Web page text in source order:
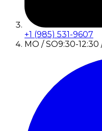
+1 (985) 531-9607
MO / SO9:30-12:30